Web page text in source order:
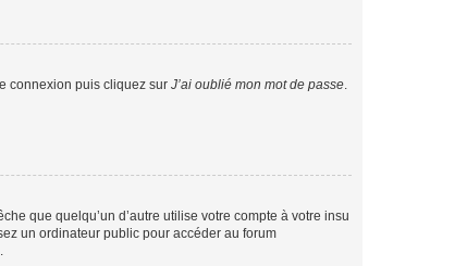
connexion puis cliquez sur J’ai oublié mon mot de passe.
que quelqu’un d’autre utilise votre compte à votre insu
un ordinateur public pour accéder au forum